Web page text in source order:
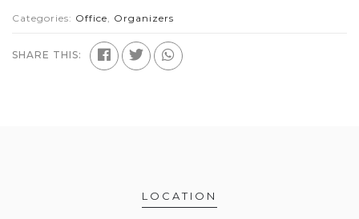
Categories: Office, Organizers
SHARE THIS:
LOCATION